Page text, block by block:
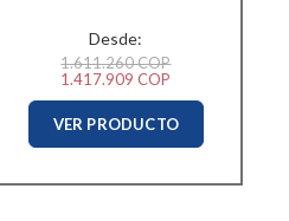
Desde:
1.611.260 COP
1.417.909 COP
VER PRODUCTO